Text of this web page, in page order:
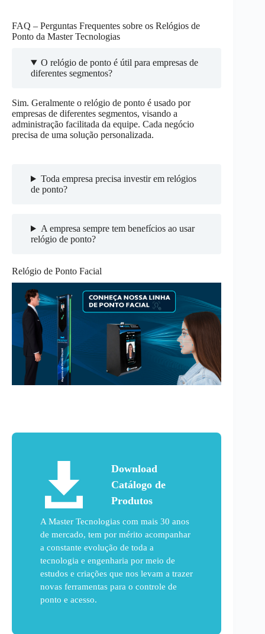
FAQ – Perguntas Frequentes sobre os Relógios de
Ponto da Master Tecnologias
O relógio de ponto é útil para empresas de
diferentes segmentos?
Sim. Geralmente o relógio de ponto é usado por
empresas de diferentes segmentos, visando a
administração facilitada da equipe. Cada negócio
precisa de uma solução personalizada.
Toda empresa precisa investir em relógios
de ponto?
A empresa sempre tem benefícios ao usar
relógio de ponto?
Relógio de Ponto Facial
Download
Catálogo de
Produtos
A Master Tecnologias com mais 30 anos
de mercado, tem por mérito acompanhar
a constante evolução de toda a
tecnologia e engenharia por meio de
estudos e criações que nos levam a trazer
novas ferramentas para o controle de
ponto e acesso.